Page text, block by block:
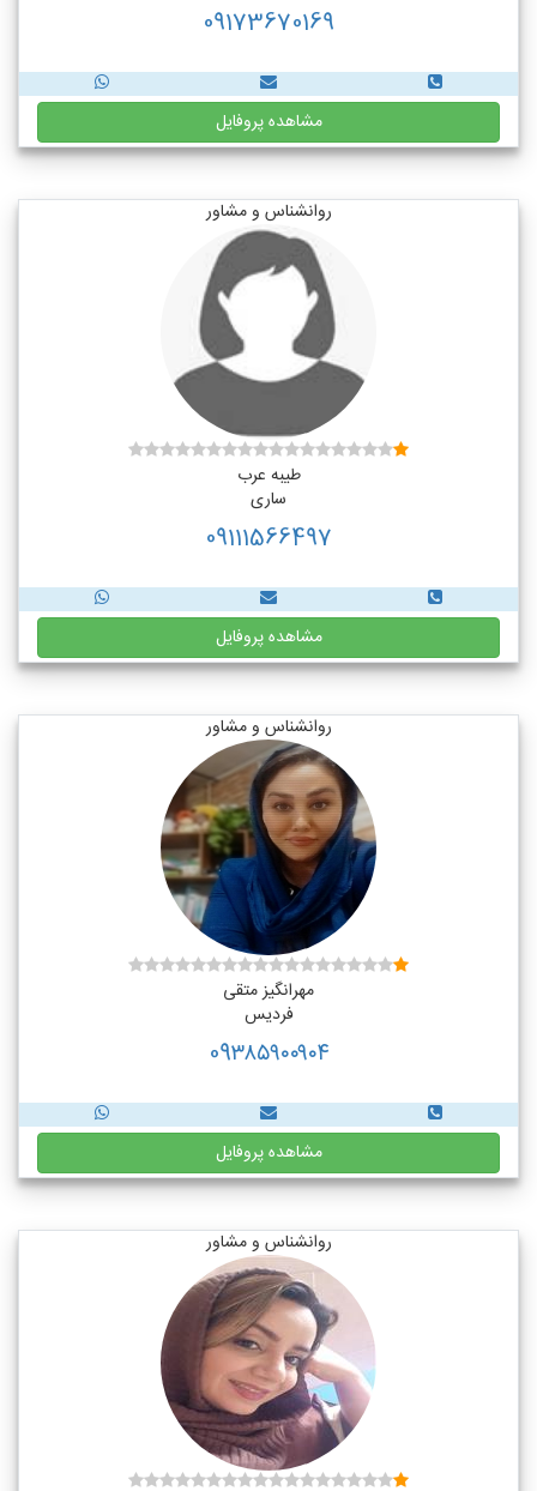
09173670169
مشاهده پروفایل
روانشناس و مشاور
طیبه عرب
ساری
09111566497
مشاهده پروفایل
روانشناس و مشاور
مهرانگیز متقی
فردیس
09۳۸۵۹۰۰۹۰۴
مشاهده پروفایل
روانشناس و مشاور